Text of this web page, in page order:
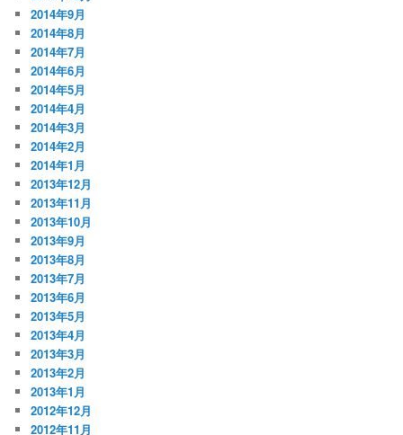
2014年9月
2014年8月
2014年7月
2014年6月
2014年5月
2014年4月
2014年3月
2014年2月
2014年1月
2013年12月
2013年11月
2013年10月
2013年9月
2013年8月
2013年7月
2013年6月
2013年5月
2013年4月
2013年3月
2013年2月
2013年1月
2012年12月
2012年11月